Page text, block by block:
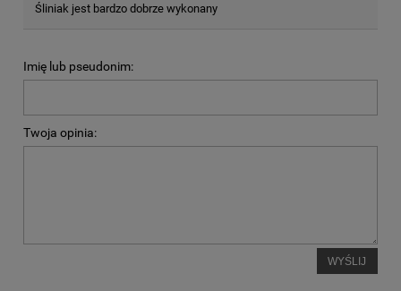
Śliniak jest bardzo dobrze wykonany
Imię lub pseudonim:
Twoja opinia:
WYŚLIJ